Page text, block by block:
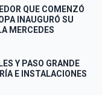
QUE COMENZÓ
INAUGURÓ SU
MERCEDES
Y PASO GRANDE
E INSTALACIONES